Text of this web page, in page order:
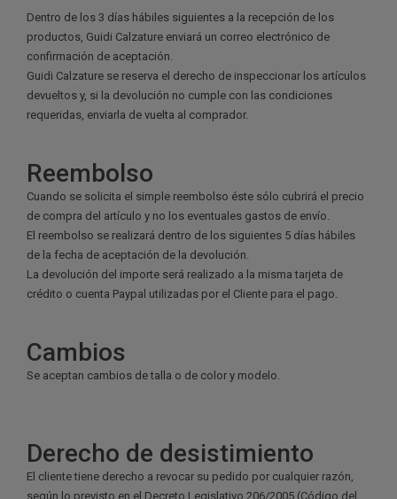
Dentro de los 3 días hábiles siguientes a la recepción de los
productos, Guidi Calzature enviará un correo electrónico de
confirmación de aceptación.
Guidi Calzature se reserva el derecho de inspeccionar los artículos
devueltos y, si la devolución no cumple con las condiciones
requeridas, enviarla de vuelta al comprador.
Reembolso
Cuando se solicita el simple reembolso éste sólo cubrirá el precio
de compra del artículo y no los eventuales gastos de envío.
El reembolso se realizará dentro de los siguientes 5 días hábiles
de la fecha de aceptación de la devolución.
La devolución del importe será realizado a la misma tarjeta de
crédito o cuenta Paypal utilizadas por el Cliente para el pago.
Cambios
Se aceptan cambios de talla o de color y modelo.
Derecho de desistimiento
El cliente tiene derecho a revocar su pedido por cualquier razón,
según lo previsto en el Decreto Legislativo 206/2005 (Código del